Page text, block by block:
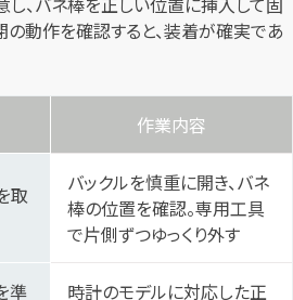
の動作を確認すると、装着が確実であ
作業内容
取
バックルを慎重に開き、バネ
棒の位置を確認。専用工具
で片側ずつゆっくり外す
準
時計のモデルに対応した正